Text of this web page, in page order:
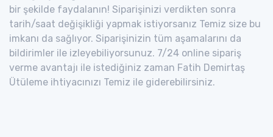
bir şekilde faydalanın! Siparişinizi verdikten sonra
tarih/saat değişikliği yapmak istiyorsanız Temiz size bu
imkanı da sağlıyor. Siparişinizin tüm aşamalarını da
bildirimler ile izleyebiliyorsunuz. 7/24 online sipariş
verme avantajı ile istediğiniz zaman Fatih Demirtaş
Ütüleme ihtiyacınızı Temiz ile giderebilirsiniz.